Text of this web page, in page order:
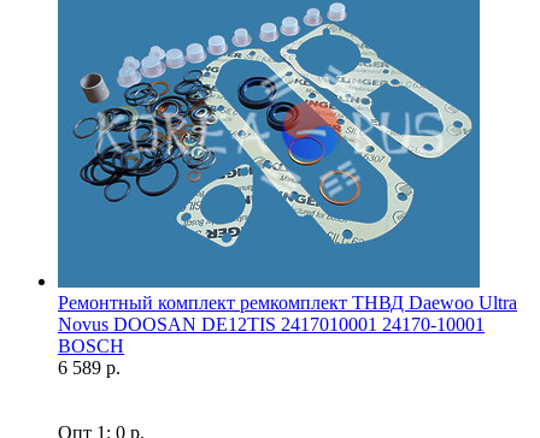
Ремонтный комплект ремкомплект ТНВД Daewoo Ultra
Novus DOOSAN DE12TIS 2417010001 24170-10001
BOSCH
6 589 р.
Опт 1: 0 р.